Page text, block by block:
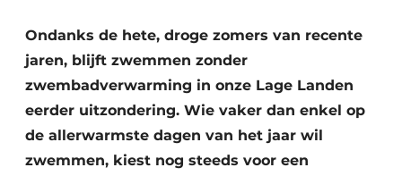
Ondanks de hete, droge zomers van recente
jaren, blijft zwemmen zonder
zwembadverwarming in onze Lage Landen
eerder uitzondering. Wie vaker dan enkel op
de allerwarmste dagen van het jaar wil
zwemmen, kiest nog steeds voor een